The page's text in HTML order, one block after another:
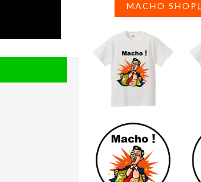
MACHO SHOP